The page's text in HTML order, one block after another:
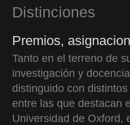
Distinciones
Premios,
Tanto en el terreno de
investigación y
distinguido con
entre las que destacan
Universidad de Oxford,